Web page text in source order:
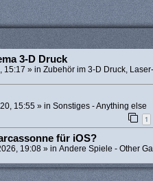
3-D Druck
15:17 » in Zubehör im 3-D Druck,
15:55» in Sonstiges - Anything else
1
für iOS?
19:08» in Andere Spiele - Other